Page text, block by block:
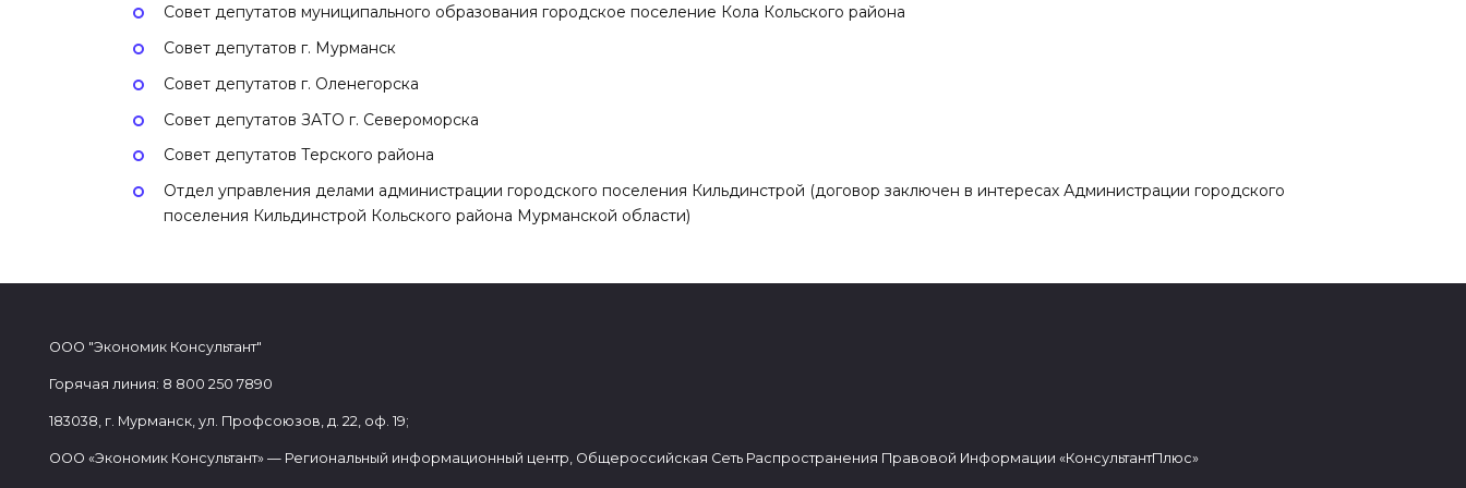
Совет депутатов муниципального образования городское поселение Кола Кольского района
Совет депутатов г. Мурманск
Совет депутатов г. Оленегорска
Совет депутатов ЗАТО г. Североморска
Совет депутатов Терского района
Отдел управления делами администрации городского поселения Кильдинстрой (договор заключен в интересах Администрации городского
поселения Кильдинстрой Кольского района Мурманской области)
ООО "Экономик Консультант"
Горячая линия: 8 800 250 7890
183038, г. Мурманск, ул. Профсоюзов, д. 22, оф. 19;
ООО «Экономик Консультант» — Региональный информационный центр, Общероссийская Сеть Распространения Правовой Информации «КонсультантПлюс»